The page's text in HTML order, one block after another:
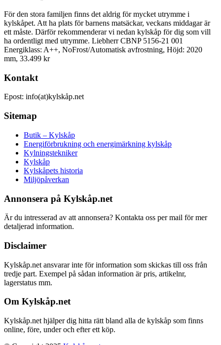
För den stora familjen finns det aldrig för mycket utrymme i
kylskåpet. Att ha plats för barnens matsäckar, veckans middagar är
ett måste. Därför rekommenderar vi nedan kylskåp för dig som vill
ha ordentligt med utrymme. Liebherr CBNP 5156-21 001
Energiklass: A++, NoFrost/Automatisk avfrostning, Höjd: 2020
mm, 33.499 kr
Kontakt
Epost: info(at)kylskåp.net
Sitemap
Butik – Kylskåp
Energiförbrukning och energimärkning kylskåp
Kylningstekniker
Kylskåp
Kylskåpets historia
Miljöpåverkan
Annonsera på Kylskåp.net
Är du intresserad av att annonsera? Kontakta oss per mail för mer
detaljerad information.
Disclaimer
Kylskåp.net ansvarar inte för information som skickas till oss från
tredje part. Exempel på sådan information är pris, artikelnr,
lagerstatus mm.
Om Kylskåp.net
Kylskåp.net hjälper dig hitta rätt bland alla de kylskåp som finns
online, före, under och efter ett köp.